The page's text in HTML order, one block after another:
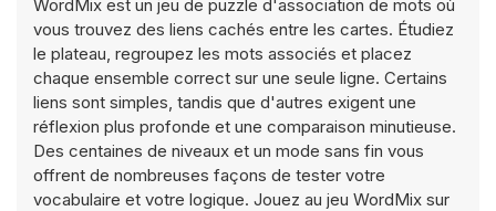
WordMix est un jeu de puzzle d'association de mots où
vous trouvez des liens cachés entre les cartes. Étudiez
le plateau, regroupez les mots associés et placez
chaque ensemble correct sur une seule ligne. Certains
liens sont simples, tandis que d'autres exigent une
réflexion plus profonde et une comparaison minutieuse.
Des centaines de niveaux et un mode sans fin vous
offrent de nombreuses façons de tester votre
vocabulaire et votre logique. Jouez au jeu WordMix sur